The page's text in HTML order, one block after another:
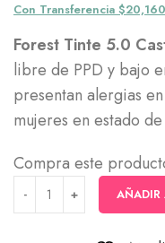
Con Transferencia $20,160
Forest Tinte 5.0
libre de PPD y bajo
presentan alergias
mujeres en estado
Compra este
AÑADIR